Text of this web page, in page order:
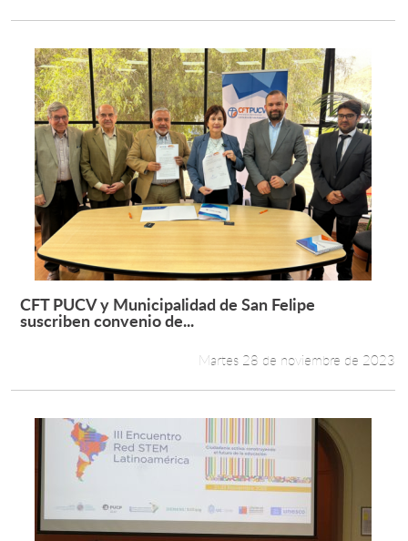
Leer más +
CFT PUCV y Municipalidad de San Felipe
suscriben convenio de...
Martes 28 de noviembre de 2023